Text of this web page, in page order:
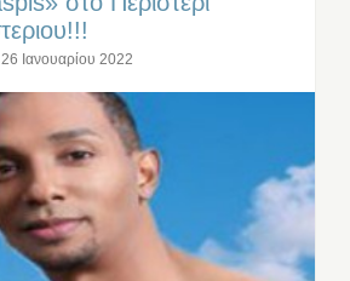
26 Ιανουαρίου 2022